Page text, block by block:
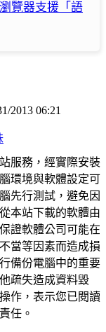
覽器支援「語
2013 06:21
服務，經實際安裝
環境與軟體設定可
先行測試，避免因
本站下載的軟體由
證軟體公司可能在
當等因素而造成損
備份電腦中的重要
疏失造成資料毀
作，表示您已閱讀
任。